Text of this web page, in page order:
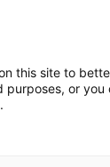
this site to
or you